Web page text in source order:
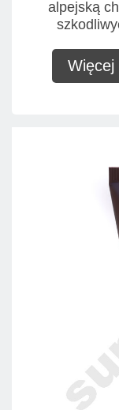
alpejską
Więcej